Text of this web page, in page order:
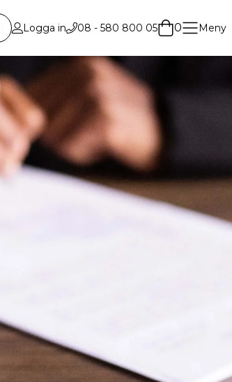
Logga in 08 - 580 800 05 0 Meny